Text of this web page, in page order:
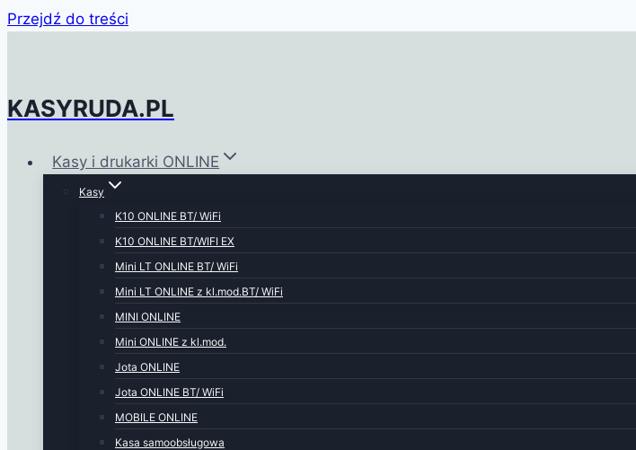
Przejdź do treści
KASYRUDA.PL
Kasy i drukarki ONLINE
Kasy
K10 ONLINE BT/ WiFi
K10 ONLINE BT/WIFI EX
Mini LT ONLINE BT/ WiFi
Mini LT ONLINE z kl.mod.BT/ WiFi
MINI ONLINE
Mini ONLINE z kl.mod.
Jota ONLINE
Jota ONLINE BT/ WiFi
MOBILE ONLINE
Kasa samoobsługowa